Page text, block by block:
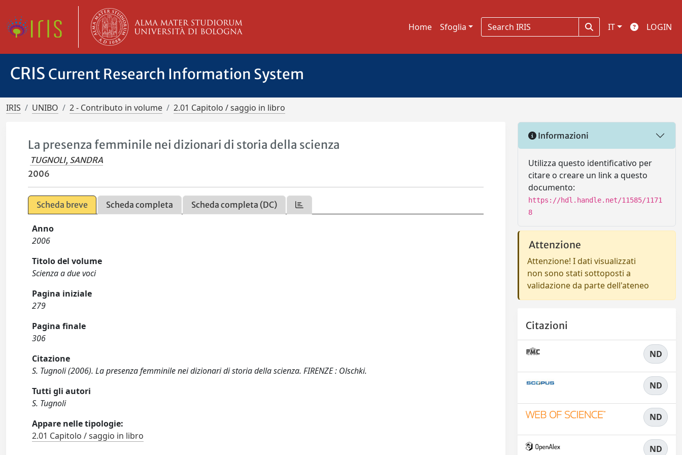
Home Sfoglia IT LOGIN
CRIS Current Research Information System
IRIS UNIBO 2 - Contributo in volume 2.01 Capitolo / saggio in libro
La presenza femminile nei dizionari di storia della scienza
TUGNOLI, SANDRA
2006
Scheda breve Scheda completa Scheda completa (DC)
Anno
2006
Titolo del volume
Scienza a due voci
Pagina iniziale
279
Pagina finale
306
Citazione
S. Tugnoli (2006). La presenza femminile nei dizionari di storia della scienza. FIRENZE : Olschki.
Tutti gli autori
S. Tugnoli
Appare nelle tipologie:
2.01 Capitolo / saggio in libro
Informazioni
Utilizza questo identificativo per
citare o creare un link a questo
documento:
https://hdl.handle.net/11585/1171
8
Attenzione
Attenzione! I dati visualizzati
non sono stati sottoposti a
validazione da parte dell'ateneo
Citazioni
ND
ND
ND
ND